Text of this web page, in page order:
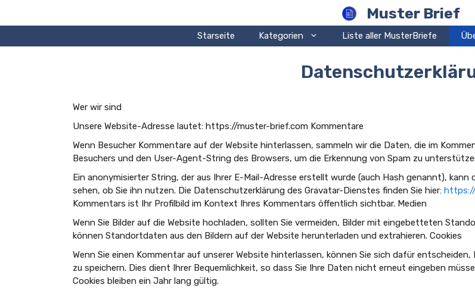
Muster Brief
Starseite Kategorien Liste aller MusterBriefe
Wer wir sind
Unsere Website-Adresse lautet: https://muster-brief.com Kommentare
Wenn Besucher Kommentare auf der Website hinterlassen, sammeln wir die Daten, die im
Besuchers und den User-Agent-String des Browsers, um die Erkennung von Spam zu
Ein anonymisierter String, der aus Ihrer E-Mail-Adresse erstellt wurde (auch Hash genannt),
sehen, ob Sie ihn nutzen. Die Datenschutzerklärung des Gravatar-Dienstes finden Sie hier:
Kommentars ist Ihr Profilbild im Kontext Ihres Kommentars öffentlich sichtbar. Medien
Wenn Sie Bilder auf die Website hochladen, sollten Sie vermeiden, Bilder mit eingebetteten
können Standortdaten aus den Bildern auf der Website herunterladen und extrahieren. Cookies
Wenn Sie einen Kommentar auf unserer Website hinterlassen, können Sie sich dafür
zu speichern. Dies dient Ihrer Bequemlichkeit, so dass Sie Ihre Daten nicht erneut eingeben
Cookies bleiben ein Jahr lang gültig.